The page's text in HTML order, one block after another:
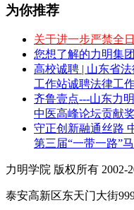
为你推荐
关于进一步严禁全
您想了解的力明集
高校诚聘 | 山东省
工作站诚聘法律工
齐鲁壹点---山东力
中医高峰论坛贡献奖
守正创新融通丝路
第三届“一带一路”
力明学院 版权所有 2002-
泰安高新区东天门大街